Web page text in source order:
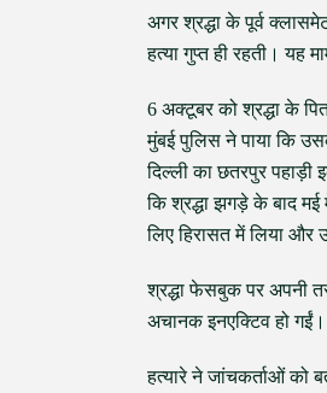
अगर श्रद्धा के पूर्व
हत्या गुप्त ही रहती। यह
6 अक्टूबर को श्रद्धा के
मुंबई पुलिस ने पाया कि
दिल्ली का छतरपुर
कि श्रद्धा झगड़े के बाद
लिए हिरासत में लिया
श्रद्धा फेसबुक पर अपनी
अचानक इनएक्टिव हो गईं।
हत्यारे ने जांचकर्ताओं को